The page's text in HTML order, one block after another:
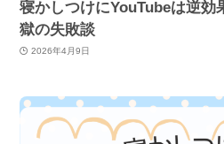
寝かしつけにYouTubeは逆効
獄の失敗談
2026年4月9日